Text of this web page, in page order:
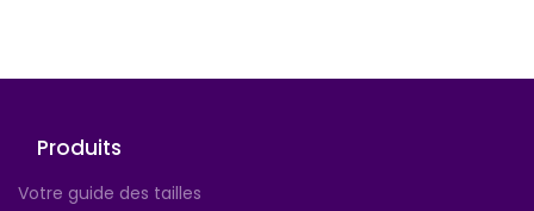
Produits
Votre guide des tailles